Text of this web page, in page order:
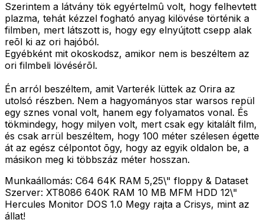
Szerintem a látvány tök egyértelmû volt, hogy felhevtett
plazma, tehát kézzel fogható anyag kilövése történik a
filmben, mert látszott is, hogy egy elnyújtott csepp alak
reõl ki az ori hajóból.
Egyébként mit okoskodsz, amikor nem is beszéltem az
ori filmbeli lövésérõl.
Én arról beszéltem, amit Varterék lüttek az Orira az
utolsó részben. Nem a hagyományos star warsos repül
egy sznes vonal volt, hanem egy folyamatos vonal. És
tökmindegy, hogy milyen volt, mert csak egy kitalált film,
és csak arrül beszéltem, hogy 100 méter szélesen égette
át az egész célpontot õgy, hogy az egyik oldalon be, a
másikon meg ki többszáz méter hosszan.
Munkaállomás: C64 64K RAM 5,25\" floppy & Dataset
Szerver: XT8086 640K RAM 10 MB MFM HDD 12\"
Hercules Monitor DOS 1.0 Megy rajta a Crisys, mint az
állat!